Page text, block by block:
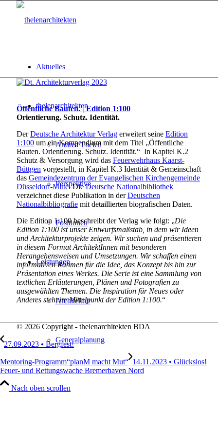
Aktuelles
thelenarchitekten
Andrea Thelen
Perspektive
Positionen
Leistungen
Architektur
Generalplanung
Öffentliche Bauten. | Edition 1:100
Orientierung. Schutz. Identität.
DerDeutsche Architektur Verlagerweitert seine Edition
1:100um ein Kompendium mit dem Titel „Öffentliche
Bauten. Orientierung. Schutz. Identität.“ In Kapitel K.2
Schutz & Versorgung wird das Feuerwehrhaus Kaarst-
Büttgen vorgestellt, in Kapitel K.3 Identität & Gemeinschaft
das Gemeindezentrum der Evangelischen Kirchengemeinde
Düsseldorf-Mitte. DieDeutsche Nationalbibliothek
verzeichnet diese Publikation in derDeutschen
Nationalbibliografiemit detaillierten biografischen Daten.
Die Edition 1:100 beschreibt der Verlag wie folgt: „Die
Edition 1:100 ist unser Entwurfsmaßstab, in dem wir Ideen
und Architekturprojekte zeigen. Wir suchen und präsentieren
in diesem Format ArchitektInnen mit besonderen
Herangehensweisen und Umsetzungen. Wir schaffen einen
informativen Rahmen für die Idee, das Konzept bis hin zur
Präsentation eines Werkes. Die Serie ist eine Sammlung von
textlichen Erläuterungen, Plänen und Fotografien zu
ausgewählten Themen. Die Inspiration für Neues oder
Anderes steht im Mittelpunkt der Edition 1:100.“
© 2026 Copyright - thelenarchitekten BDA
27.09.2023 • Bergfest!
Mentoring-Programm“planM macht Mut“ 14.11.2023 • Glückslos!
Feuer- und Rettungswache Bremerhaven Nord
Nach oben scrollen